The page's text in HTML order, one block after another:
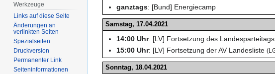
ganztags: [Bund] Energiecamp
Samstag, 17.04.2021
14:00 Uhr: [LV] Fortsetzung des
15:00 Uhr: [LV] Fortsetzung der AV Landesliste
Sonntag, 18.04.2021
Werkzeuge
Links auf diese Seite
Änderungen an
verlinkten Seiten
Spezialseiten
Druckversion
Permanenter Link
Seiten­­informationen